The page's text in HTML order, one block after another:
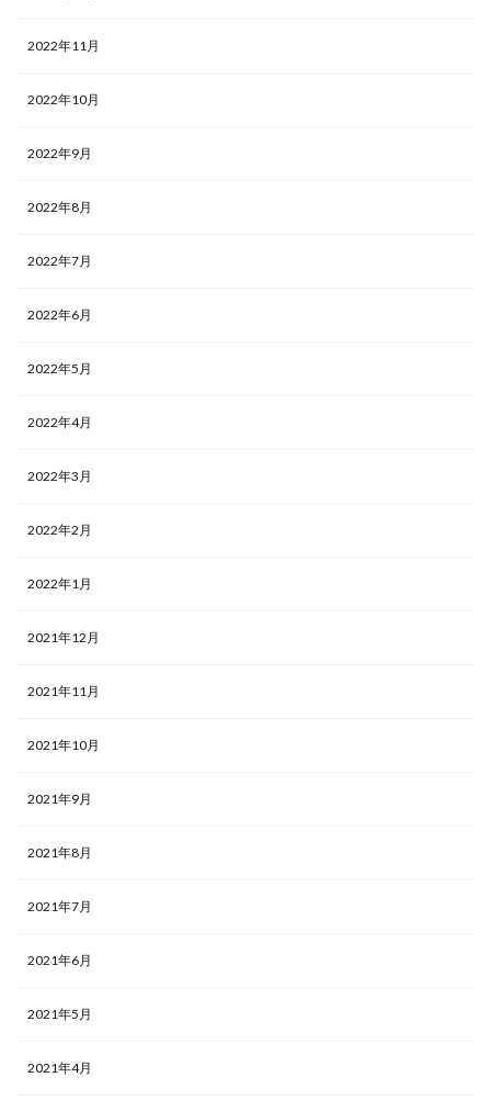
2022年11月
2022年10月
2022年9月
2022年8月
2022年7月
2022年6月
2022年5月
2022年4月
2022年3月
2022年2月
2022年1月
2021年12月
2021年11月
2021年10月
2021年9月
2021年8月
2021年7月
2021年6月
2021年5月
2021年4月